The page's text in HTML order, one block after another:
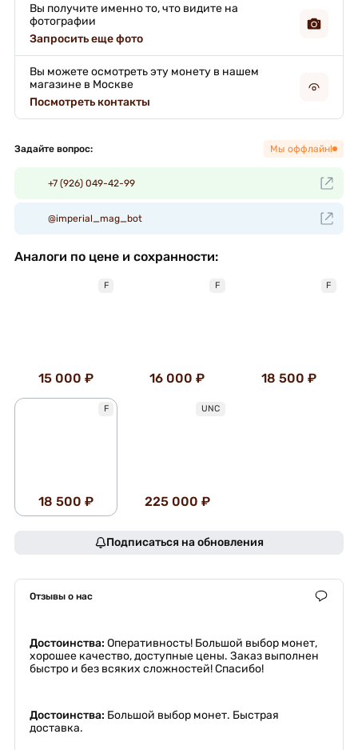
Вы получите именно то, что видите на
фотографии
Запросить еще фото
Вы можете осмотреть эту монету в нашем
магазине в Москве
Посмотреть контакты
Задайте вопрос: Мы оффлайн!
+7 (926) 049-42-99
@imperial_mag_bot
Аналоги по цене и сохранности:
F
15 000 ₽
F
16 000 ₽
F
18 500 ₽
F
18 500 ₽
UNC
225 000 ₽
Подписаться на обновления
Отзывы о нас
Достоинства: Оперативность! Большой выбор монет,
хорошее качество, доступные цены. Заказ выполнен
быстро и без всяких сложностей! Спасибо!
Достоинства: Большой выбор монет. Быстрая
доставка.